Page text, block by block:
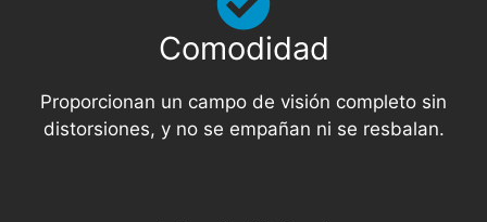
Comodidad
Proporcionan un campo de visión completo sin
distorsiones, y no se empañan ni se resbalan.